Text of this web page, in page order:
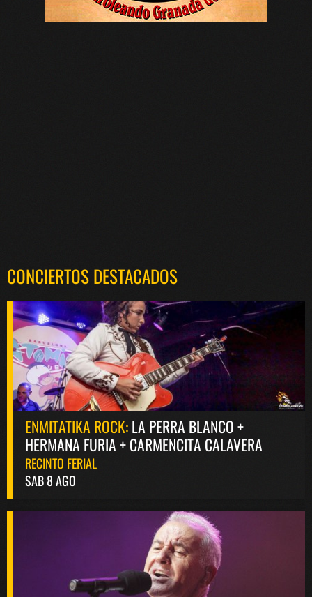
CONCIERTOS DESTACADOS
ENMITATIKA ROCK:LA PERRA BLANCO +
HERMANA FURIA + CARMENCITA CALAVERA
RECINTO FERIAL
SAB 8 AGO